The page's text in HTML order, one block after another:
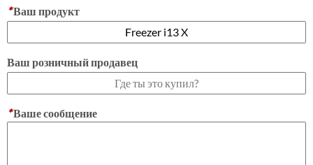
*Ваш продукт
Ваш розничный продавец
*Ваше сообщение